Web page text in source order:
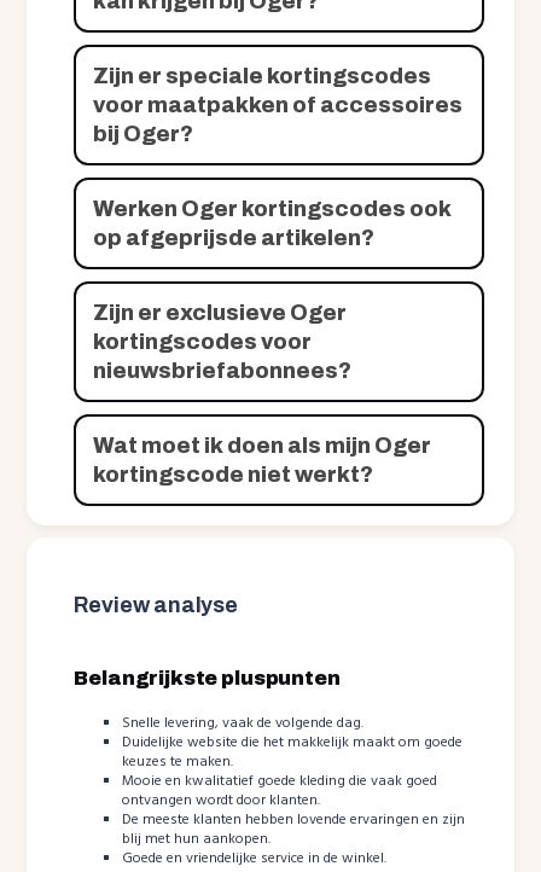
Zijn er speciale kortingscodes
voor maatpakken of accessoires
bij Oger?
Werken Oger kortingscodes ook
op afgeprijsde artikelen?
Zijn er exclusieve Oger
kortingscodes voor
nieuwsbriefabonnees?
Wat moet ik doen als mijn Oger
kortingscode niet werkt?
Review analyse
Belangrijkste pluspunten
Snelle levering, vaak de volgende dag.
Duidelijke website die het makkelijk maakt om goede
keuzes te maken.
Mooie en kwalitatief goede kleding die vaak goed
ontvangen wordt door klanten.
De meeste klanten hebben lovende ervaringen en zijn
blij met hun aankopen.
Goede en vriendelijke service in de winkel.